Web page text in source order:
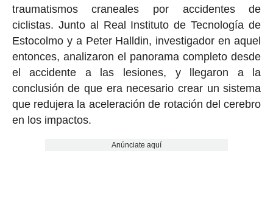
traumatismos craneales por accidentes de
ciclistas. Junto al Real Instituto de Tecnología de
Estocolmo y a Peter Halldin, investigador en aquel
entonces, analizaron el panorama completo desde
el accidente a las lesiones, y llegaron a la
conclusión de que era necesario crear un sistema
que redujera la aceleración de rotación del cerebro
en los impactos.
Anúnciate aquí